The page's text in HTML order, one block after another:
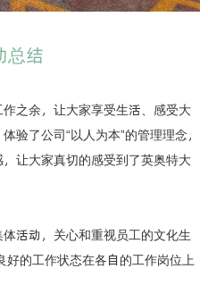
总结
之余，让大家享受生活、感受大
验了公司“以人为本”的管理理念，
让大家真切的感受到了英奥特大
活动，关心和重视员工的文化生
的工作状态在各自的工作岗位上